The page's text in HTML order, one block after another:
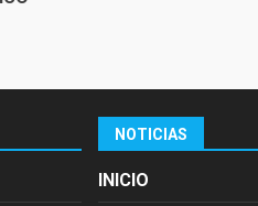
NOTICIAS
INICIO